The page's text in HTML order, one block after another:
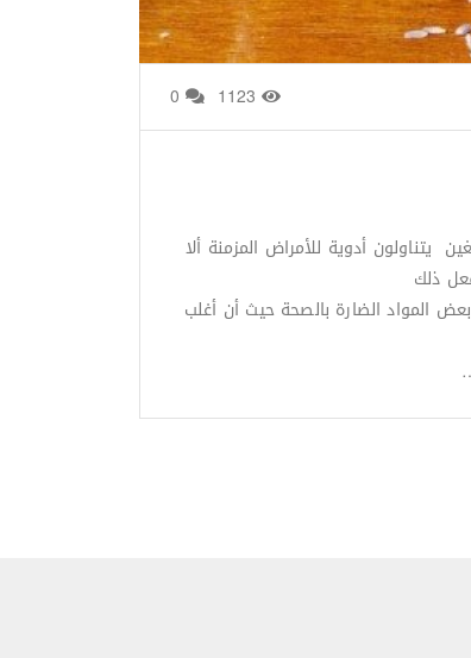
1123
0
يتناولون أدوية للأمراض المزمنة ألا
ذلك
المواد الضارة بالصحة حيث أن أغلب